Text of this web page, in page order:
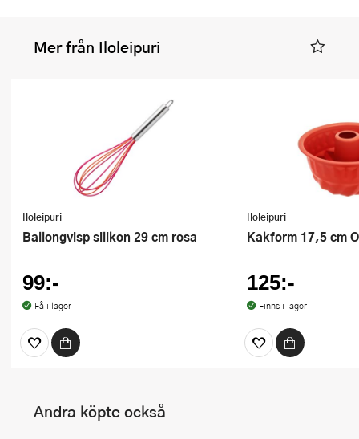
Mer från Iloleipuri
Iloleipuri
Ballongvisp silikon 29 cm rosa
99:-
Få i lager
Iloleipuri
Kakform 17,5 cm
125:-
Finns i lager
Andra köpte också